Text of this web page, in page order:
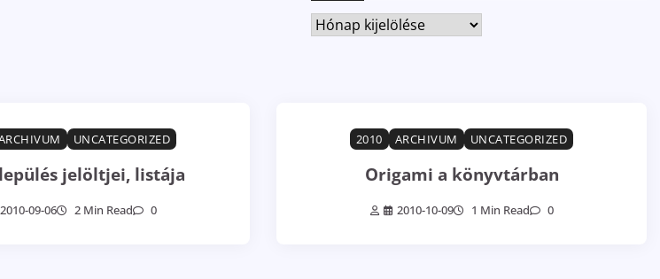
Archívum
UNCATEGORIZED
jelöltjei, listája
2010-09-06 2 Min Read 0
2010 ARCHIVUM UNCATEGORIZED
Origami a könyvtárban
2010-10-09 1 Min Read 0